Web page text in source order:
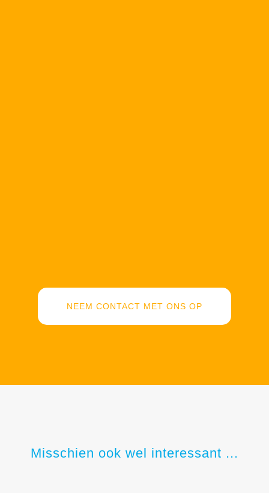
NEEM CONTACT MET ONS OP
Misschien ook wel interessant ...